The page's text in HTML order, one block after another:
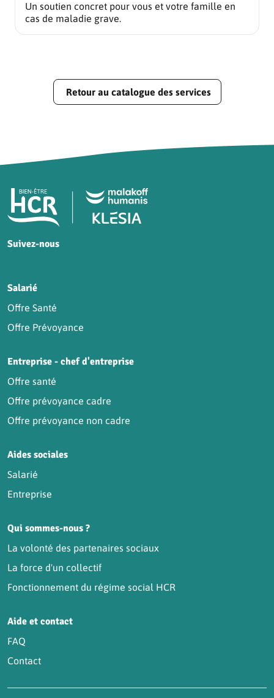
Un soutien concret pour vous et votre famille en
cas de maladie grave.
Retour au catalogue des services
Pied de page HCR Bien-Être
Suivez-nous
Salarié
Offre Santé
Offre Prévoyance
Entreprise - chef d'entreprise
Offre santé
Offre prévoyance cadre
Offre prévoyance non cadre
Aides sociales
Salarié
Entreprise
Qui sommes-nous ?
La volonté des partenaires sociaux
La force d'un collectif
Fonctionnement du régime social HCR
Aide et contact
FAQ
Contact